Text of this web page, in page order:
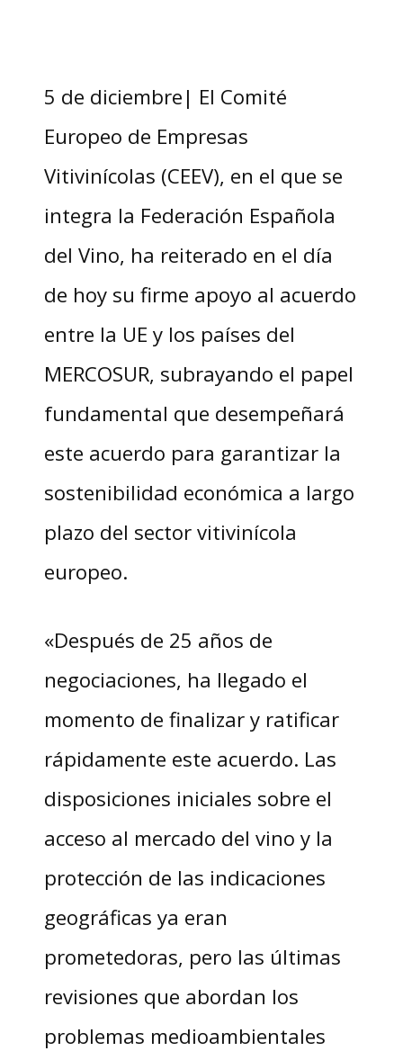
5 de diciembre| El Comité
Europeo de Empresas
Vitivinícolas (CEEV), en el que se
integra la Federación Española
del Vino, ha reiterado en el día
de hoy su firme apoyo al acuerdo
entre la UE y los países del
MERCOSUR, subrayando el papel
fundamental que desempeñará
este acuerdo para garantizar la
sostenibilidad económica a largo
plazo del sector vitivinícola
europeo.
«Después de 25 años de
negociaciones, ha llegado el
momento de finalizar y ratificar
rápidamente este acuerdo. Las
disposiciones iniciales sobre el
acceso al mercado del vino y la
protección de las indicaciones
geográficas ya eran
prometedoras, pero las últimas
revisiones que abordan los
problemas medioambientales